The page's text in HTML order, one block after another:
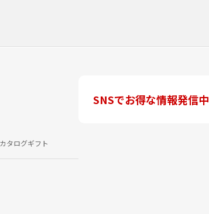
タログギフト
SNSでお得な情報発信中